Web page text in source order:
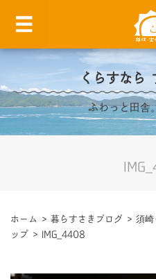
くらすなら
ふわっと田舎
ホーム > 暮らすさきブログ > 須崎
ップ > IMG_4408